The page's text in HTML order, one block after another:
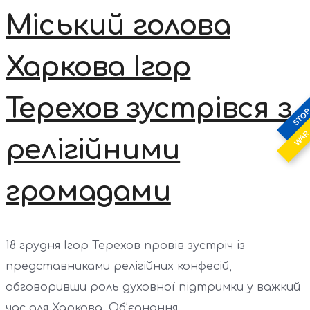
Міський голова
Харкова Ігор
Терехов зустрівся з
релігійними
громадами
18 грудня Ігор Терехов провів зустріч із
представниками релігійних конфесій,
обговоривши роль духовної підтримки у важкий